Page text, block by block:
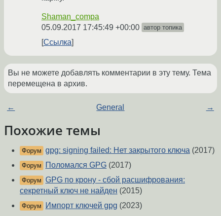
Shaman_compa
05.09.2017 17:45:49 +00:00 автор топика
Ссылка
Вы не можете добавлять комментарии в эту тему. Тема
перемещена в архив.
← General →
Похожие темы
Форум gpg: signing failed: Нет закрытого ключа (2017)
Форум Поломался GPG (2017)
Форум GPG по крону - сбой расшифрования:
секретный ключ не найден (2015)
Форум Импорт ключей gpg (2023)